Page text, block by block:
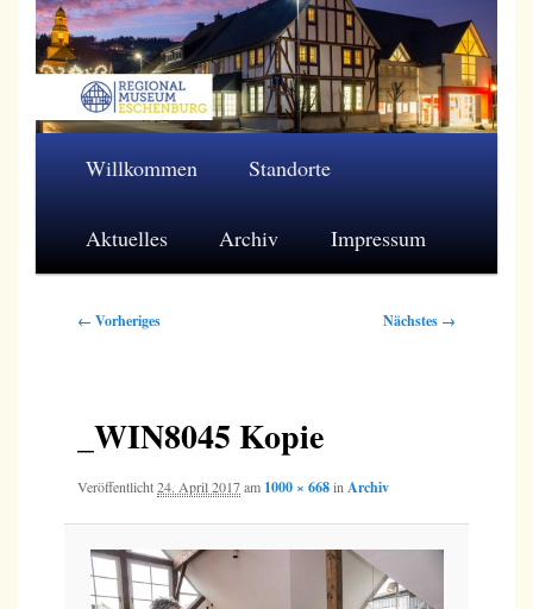
Zum
primären
Inhalt
Regionalmuseum Eschenburg e.V.
Willkommen Standorte
Aktuelles Archiv Impressum
Bilder-
← Vorheriges Nächstes →
_WIN8045 Kopie
Veröffentlicht24. April 2017am 1000 × 668in Archiv